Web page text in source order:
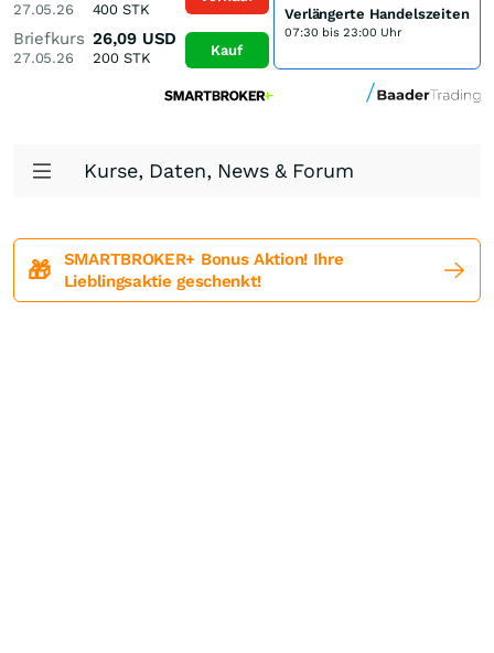
27.05.26 400 STK
Briefkurs
27.05.26
26,09 USD
200STK Kauf
Verlängerte Handelszeiten
07:30 bis 23:00 Uhr
Kurse, Daten, News & Forum
🎁
SMARTBROKER+ Bonus Aktion! Ihre
Lieblingsaktie geschenkt!